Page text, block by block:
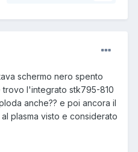
schermo nero spento
l'integrato stk795-810
anche?? e poi ancora il
plasma visto e considerato